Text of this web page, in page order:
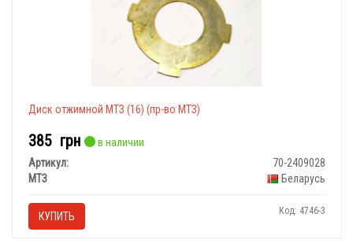
Диск отжимной МТЗ (16) (пр-во МТЗ)
385 грн
в наличии
Артикул:
70-2409028
МТЗ
Беларусь
КУПИТЬ Код: 4746-3